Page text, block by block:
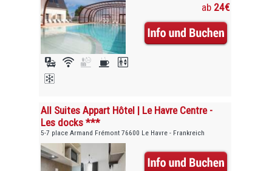
ab 24€
All Suites Appart Hôtel | Le Havre Centre -
Les docks ***
5-7 place Armand Frémont 76600 Le Havre - Frankreich